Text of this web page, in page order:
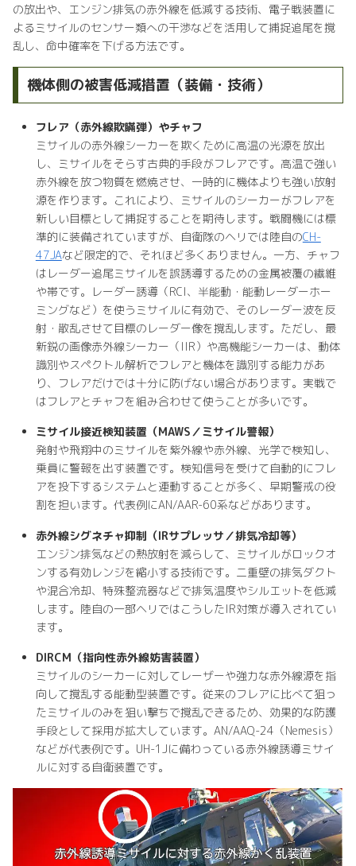
の放出や、エンジン排気の赤外線を低減する技術、電子戦装置に
よるミサイルのセンサー類への干渉などを活用して捕捉追尾を撹
乱し、命中確率を下げる方法です。
機体側の被害低減措置（装備・技術）
フレア（赤外線欺瞞弾）やチャフ
ミサイルの赤外線シーカーを欺くために高温の光源を放出
し、ミサイルをそらす古典的手段がフレアです。高温で強い
赤外線を放つ物質を燃焼させ、一時的に機体よりも強い放射
源を作ります。これにより、ミサイルのシーカーがフレアを
新しい目標として捕捉することを期待します。戦闘機には標
準的に装備されていますが、自衛隊のヘリでは陸自のCH-
47JAなど限定的で、それほど多くありません。一方、チャフ
はレーダー追尾ミサイルを誤誘導するための金属被覆の繊維
や帯です。レーダー誘導（RCI、半能動・能動レーダーホー
ミングなど）を使うミサイルに有効で、そのレーダー波を反
射・散乱させて目標のレーダー像を撹乱します。ただし、最
新鋭の画像赤外線シーカー（IIR）や高機能シーカーは、動体
識別やスペクトル解析でフレアと機体を識別する能力があ
り、フレアだけでは十分に防げない場合があります。実戦で
はフレアとチャフを組み合わせて使うことが多いです。
ミサイル接近検知装置（MAWS／ミサイル警報）
発射や飛翔中のミサイルを紫外線や赤外線、光学で検知し、
乗員に警報を出す装置です。検知信号を受けて自動的にフレ
アを投下するシステムと連動することが多く、早期警戒の役
割を担います。代表例にAN/AAR-60系などがあります。
赤外線シグネチャ抑制（IRサプレッサ／排気冷却等）
エンジン排気などの熱放射を減らして、ミサイルがロックオ
ンする有効レンジを縮小する技術です。二重壁の排気ダクト
や混合冷却、特殊整流器などで排気温度やシルエットを低減
します。陸自の一部ヘリではこうしたIR対策が導入されてい
ます。
DIRCM（指向性赤外線妨害装置）
ミサイルのシーカーに対してレーザーや強力な赤外線源を指
向して撹乱する能動型装置です。従来のフレアに比べて狙っ
たミサイルのみを狙い撃ちで撹乱できるため、効果的な防護
手段として採用が拡大しています。AN/AAQ-24（Nemesis）
などが代表例です。UH-1Jに備わっている赤外線誘導ミサイ
ルに対する自衛装置です。